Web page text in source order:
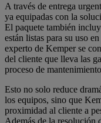
A través de entrega
ya equipadas con la
El paquete también
están listas para su uso
experto de Kemper se
del cliente que lleva las
proceso de
Esto no solo reduce
los equipos, sino que
proximidad al cliente a
Además de la resolución